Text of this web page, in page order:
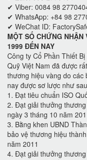
✔ Viber: 0084 98
✔ WhatsApp: +84 98
✔ WeChat ID:
MỘT SỐ CHỨNG
1999 ĐẾN NAY
Công ty Cổ Phần Thiết
Quỹ Việt Nam đã được
thương hiệu vàng do các
nay được sơ lược như
1. Đạt tiêu chuẩn ISO
2. Đạt giải thưởng
ngày 3 tháng 10 năm
3. Bằng khen UBND
bảo vệ thương hiệu
năm 2011
4. Đạt giải thưởng